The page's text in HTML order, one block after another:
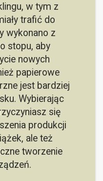
w tym z
trafić do
wykonano z
stopu, aby
nowych
papierowe
jest bardziej
Wybierając
się
produkcji
ale też
tworzenie